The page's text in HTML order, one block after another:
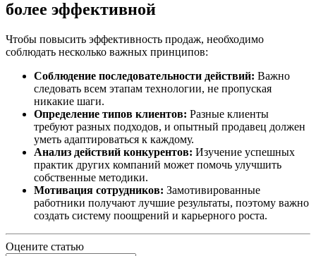
более эффективной
Чтобы повысить эффективность продаж, необходимо
соблюдать несколько важных принципов:
Соблюдение последовательности действий: Важно
следовать всем этапам технологии, не пропуская
никакие шаги.
Определение типов клиентов: Разные клиенты
требуют разных подходов, и опытный продавец должен
уметь адаптироваться к каждому.
Анализ действий конкурентов: Изучение успешных
практик других компаний может помочь улучшить
собственные методики.
Мотивация сотрудников: Замотивированные
работники получают лучшие результаты, поэтому важно
создать систему поощрений и карьерного роста.
Оцените статью